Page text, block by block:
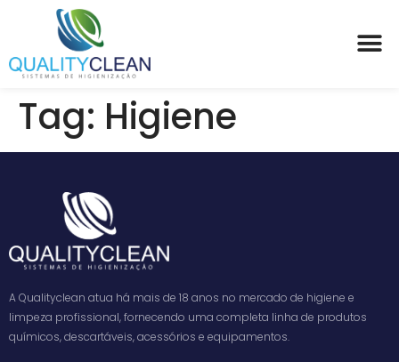
Tag: Higiene
A Qualityclean atua há mais de 18 anos no mercado de higiene e
limpeza profissional, fornecendo uma completa linha de produtos
químicos, descartáveis, acessórios e equipamentos.